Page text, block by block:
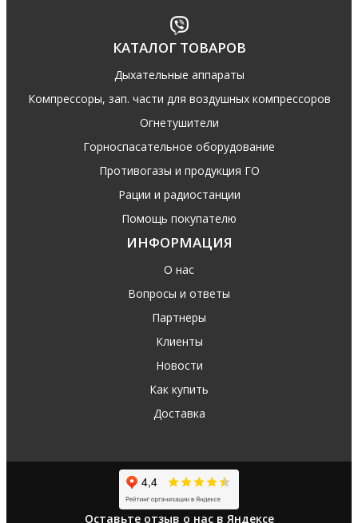
КАТАЛОГ ТОВАРОВ
Дыхательные аппараты
Компрессоры, зап. части для воздушных компрессоров
Огнетушители
Горноспасательное оборудование
Противогазы и продукция ГО
Рации и радиостанции
Помощь покупателю
ИНФОРМАЦИЯ
О нас
Вопросы и ответы
Партнеры
Клиенты
Новости
Как купить
Доставка
Оставьте отзыв о нас в Яндексе